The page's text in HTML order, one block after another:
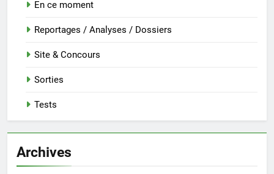
En ce moment
Reportages / Analyses / Dossiers
Site & Concours
Sorties
Tests
Archives